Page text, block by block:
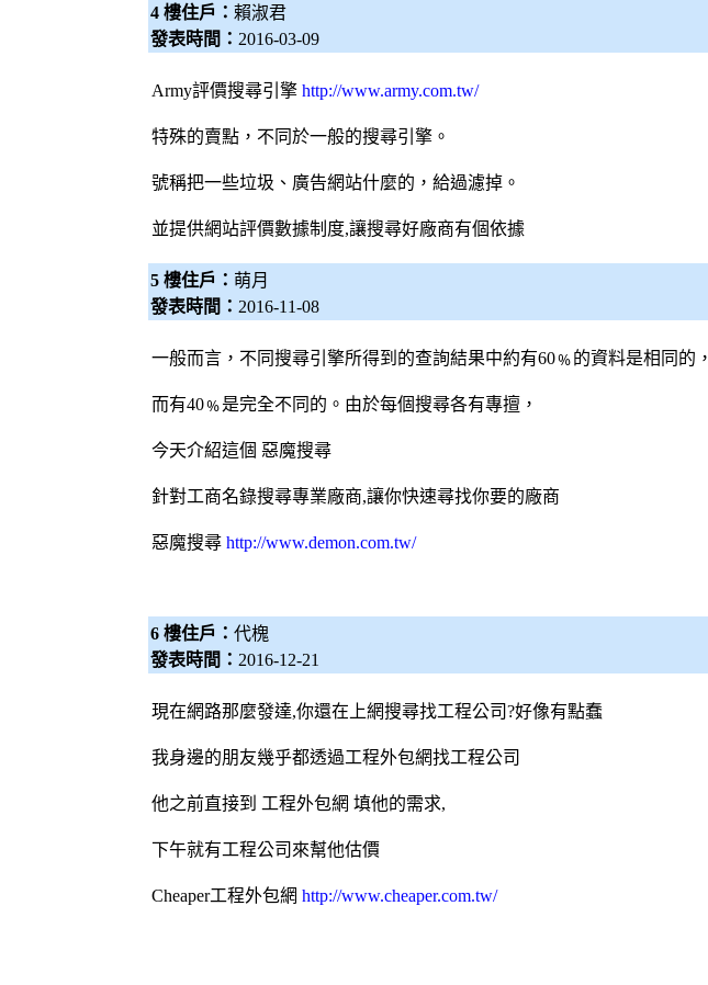
4 樓住戶： 賴淑君
發表時間： 2016-03-09
Army評價搜尋引擎 http://www.army.com.tw/
特殊的賣點，不同於一般的搜尋引擎。
號稱把一些垃圾、廣告網站什麼的，給過濾掉。
並提供網站評價數據制度,讓搜尋好廠商有個依據
5 樓住戶： 萌月
發表時間： 2016-11-08
一般而言，不同搜尋引擎所得到的查詢結果中約有60﹪的資料是相同的，
而有40﹪是完全不同的。由於每個搜尋各有專擅，
今天介紹這個 惡魔搜尋
針對工商名錄搜尋專業廠商,讓你快速尋找你要的廠商
惡魔搜尋 http://www.demon.com.tw/
6 樓住戶： 代槐
發表時間： 2016-12-21
現在網路那麼發達,你還在上網搜尋找工程公司?好像有點蠢
我身邊的朋友幾乎都透過工程外包網找工程公司
他之前直接到 工程外包網 填他的需求,
下午就有工程公司來幫他估價
Cheaper工程外包網 http://www.cheaper.com.tw/